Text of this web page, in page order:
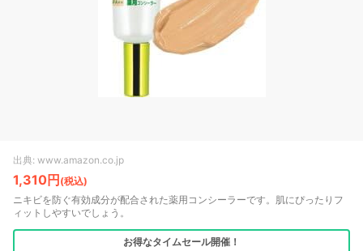
出典: www.amazon.co.jp
1,310円 (税込)
ニキビを防ぐ有効成分が配合された薬用コンシーラーです。肌にぴったりフ
ィットしやすいでしょう。
お得なタイムセール開催！